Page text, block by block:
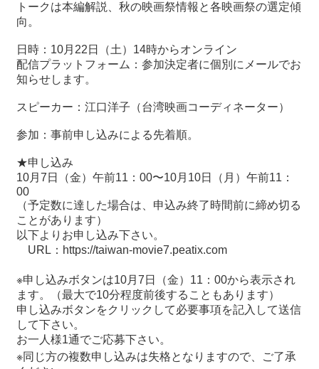
過
去
行
事
台
の
関
リ
ン
ホ
ー
ム
イ
トークは本編解説、秋の映画祭情報と各映画祭の選定傾
向。
日時：10月22日（土）14時からオンライン
配信プラットフォーム：参加決定者に個別にメールでお
知らせします。
スピーカー：江口洋子（台湾映画コーディネーター）
参加：事前申し込みによる先着順。
★申し込み
10月7日（金）午前11：00〜10月10日（月）午前11：
00
（予定数に達した場合は、申込み終了時間前に締め切る
ことがあります）
以下よりお申し込み下さい。
URL：https://taiwan-movie7.peatix.com
※申し込みボタンは10月7日（金）11：00から表示され
ます。（最大で10分程度前後することもあります）
申し込みボタンをクリックして必要事項を記入して送信
して下さい。
お一人様1通でご応募下さい。
※同じ方の複数申し込みは失格となりますので、ご了承